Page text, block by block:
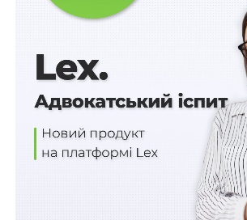
Атестовані наукові установи
Довідки про несудимість
можуть отримувати без участі
Багатоквартирні будинки в
системами резервного
LEX НБУ
Не більше 60 млн грн на